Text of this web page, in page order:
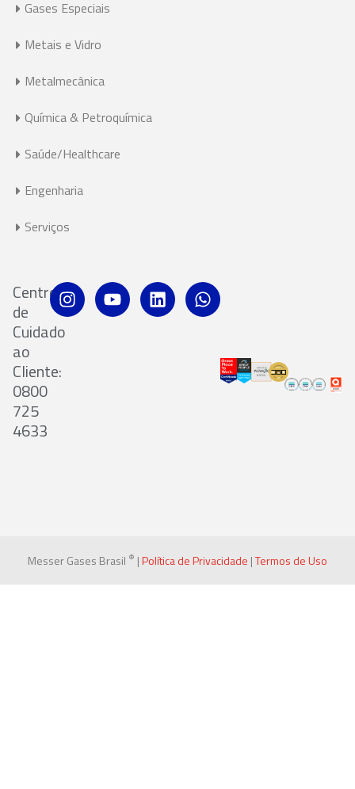
Gases Especiais
Metais e Vidro
Metalmecânica
Química & Petroquímica
Saúde/Healthcare
Engenharia
Serviços
Centro
de
Cuidado
ao
Cliente:
0800
725
4633
Messer Gases Brasil ® |Política de Privacidade |Termos de Uso